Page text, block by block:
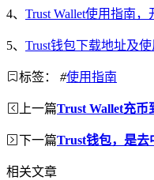
4、 Trust Wallet使用指南
5、 Trust钱包下载地址及
标签： #使用指南
上一篇Trust Wallet充币
下一篇Trust钱包，是去
相关文章